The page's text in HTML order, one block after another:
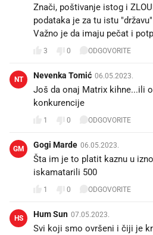
Znači, poštivanje istog i
podataka je za tu istu
Važno je da imaju pečat i
3 0 ODGOVORITE
NT Nevenka Tomić 06.05.2023.
Još da onaj Matrix kihne...ili
konkurencije 🤮
1 0 ODGOVORITE
GM Gogi Marde 06.05.2023.
Šta im je to platit kaznu u
iskamatarili 500
1 0 ODGOVORITE
HS Hum Sun 07.05.2023.
Svi koji smo ovršeni i čiji je